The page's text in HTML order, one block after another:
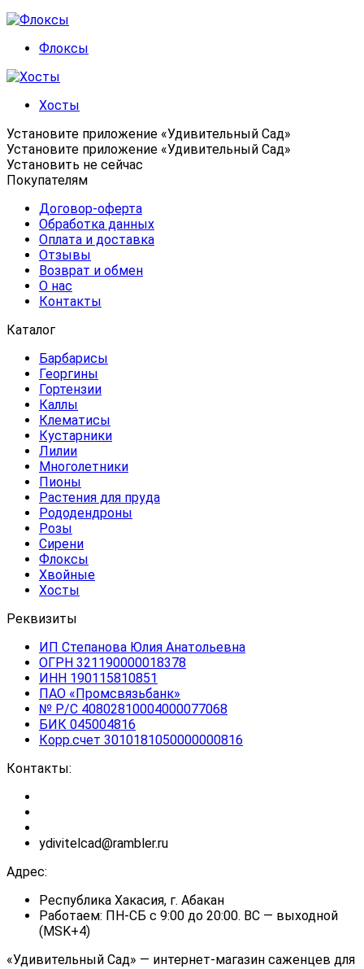
Флоксы
Хосты
Установите приложение «Удивительный Сад»
Установите приложение «Удивительный Сад»
Установить не сейчас
Покупателям
Договор-оферта
Обработка данных
Оплата и доставка
Отзывы
Возврат и обмен
О нас
Контакты
Каталог
Барбарисы
Георгины
Гортензии
Каллы
Клематисы
Кустарники
Лилии
Многолетники
Пионы
Растения для пруда
Рододендроны
Розы
Сирени
Флоксы
Хвойные
Хосты
Реквизиты
ИП Степанова Юлия Анатольевна
ОГРН 321190000018378
ИНН 190115810851
ПАО «Промсвязьбанк»
№ Р/С 40802810004000077068
БИК 045004816
Корр.счет 3010181050000000816
Контакты:
ydivitelcad@rambler.ru
Адрес:
Республика Хакасия, г. Абакан
Работаем: ПН-СБ с 9:00 до 20:00. ВС — выходной
(MSK+4)
«Удивительный Сад» — интернет-магазин саженцев для